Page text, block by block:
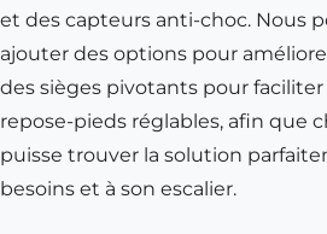
et des capteurs anti-choc. Nous
ajouter des options pour
des sièges pivotants pour
repose-pieds réglables, afin que
puisse trouver la solution
besoins et à son escalier.